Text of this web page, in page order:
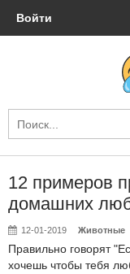
Войти
12 примеров
домашних
12-01-2019 Животные
Правильно говорят
хочешь чтобы тебя